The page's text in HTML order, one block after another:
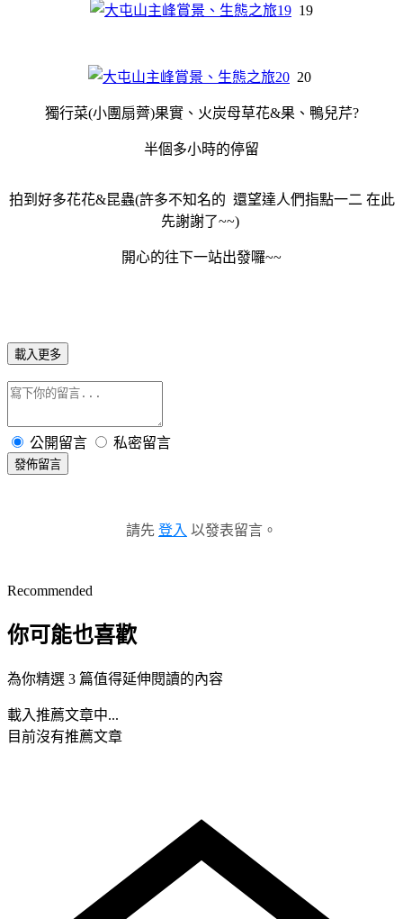
19
20
獨行菜(小團扇薺)果實、火炭母草花&果、鴨兒芹?
半個多小時的停留
拍到好多花花&昆蟲(許多不知名的 還望達人們指點一二 在此
先謝謝了~~)
開心的往下一站出發囉~~
載入更多
公開留言 私密留言
發佈留言
請先 登入 以發表留言。
Recommended
你可能也喜歡
為你精選 3 篇值得延伸閱讀的內容
載入推薦文章中...
目前沒有推薦文章